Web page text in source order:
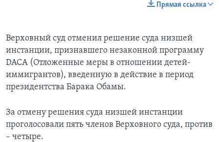
Прямая ссылка
Верховный суд отменил решение суда низшей
инстанции, признавшего незаконной программу
DACA (Отложенные меры в отношении детей-
иммигрантов), введенную в действие в период
президентства Барака Обамы.
За отмену решения суда низшей инстанции
проголосовали пять членов Верховного суда, против
– четыре.